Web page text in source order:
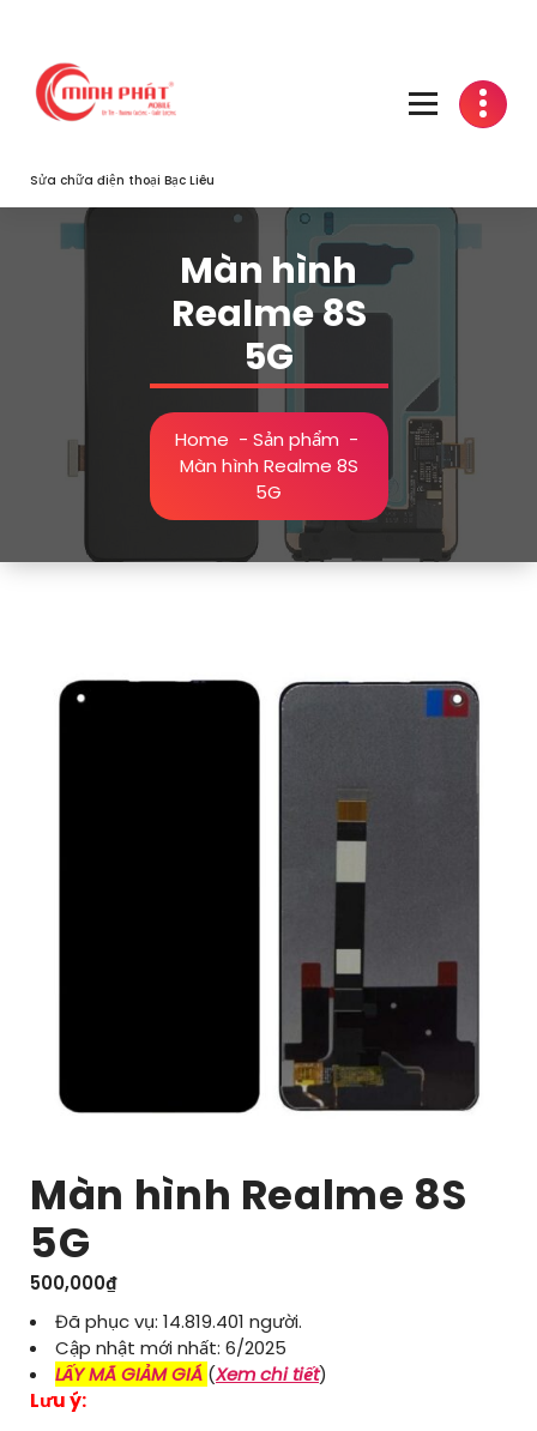
content
Sửa chữa điện thoại Bạc Liêu
Màn hình
Realme 8S
5G
Home - Sản phẩm -
Màn hình Realme 8S
5G
Màn hình Realme 8S
5G
500,000₫
Đã phục vụ: 14.819.401 người.
Cập nhật mới nhất: 6/2025
LẤY MÃ GIẢM GIÁ (Xem chi tiết)
Lưu ý: